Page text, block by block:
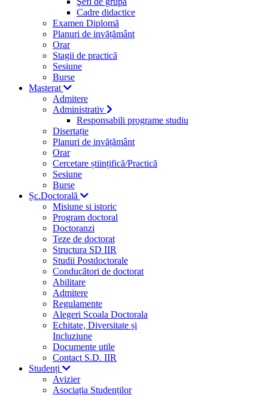
Cadre didactice
Examen Diplomă
Planuri de invățământ
Orar
Stagii de practică
Sesiune
Burse
Masterat
Admitere
Administrativ
Responsabili programe studiu
Disertație
Planuri de invățământ
Orar
Cercetare științifică/Practică
Sesiune
Burse
Șc.Doctorală
Misiune si istoric
Program doctoral
Doctoranzi
Teze de doctorat
Structura SD IIR
Studii Postdoctorale
Conducători de doctorat
Abilitare
Admitere
Regulamente
Alegeri Scoala Doctorala
Echitate, Diversitate și
Incluziune
Documente utile
Contact S.D. IIR
Studenți
Avizier
Asociația Studenților